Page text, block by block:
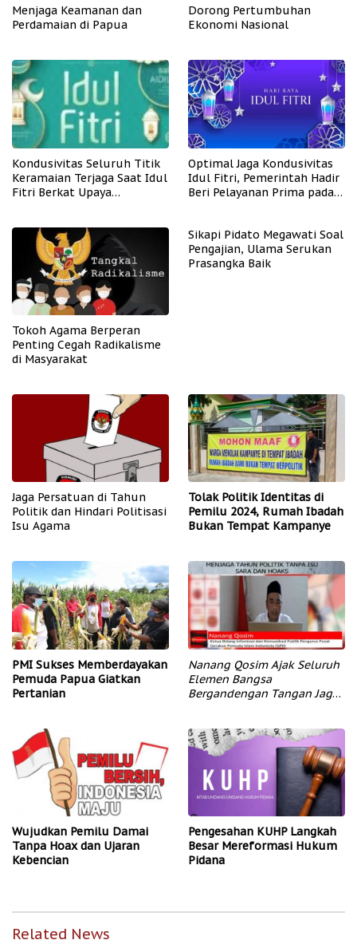
Menjaga Keamanan dan
Perdamaian di Papua
Dorong Pertumbuhan
Ekonomi Nasional
Kondusivitas Seluruh Titik
Keramaian Terjaga Saat Idul
Fitri Berkat Upaya
Optimal Jaga Kondusivitas
Idul Fitri, Pemerintah Hadir
Beri Pelayanan Prima pada
Tokoh Agama Berperan
Penting Cegah Radikalisme
di Masyarakat
Sikapi Pidato Megawati Soal
Pengajian, Ulama Serukan
Prasangka Baik
Jaga Persatuan di Tahun
Politik dan Hindari Politisasi
Isu Agama
Tolak Politik Identitas di
Pemilu 2024, Rumah Ibadah
Bukan Tempat Kampanye
PMI Sukses Memberdayakan
Pemuda Papua Giatkan
Pertanian
Nanang Qosim Ajak Seluruh
Elemen Bangsa
Bergandengan Tangan Jaga
Hoaks
Wujudkan Pemilu Damai
Tanpa Hoax dan Ujaran
Kebencian
Pengesahan KUHP Langkah
Besar Mereformasi Hukum
Pidana
Related News